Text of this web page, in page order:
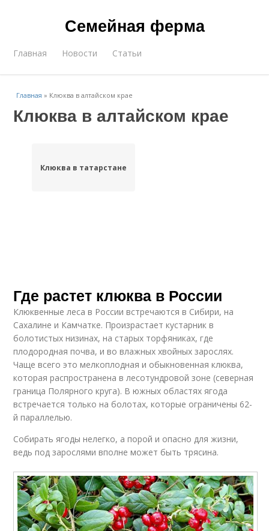
Семейная ферма
Главная Новости Статьи
Главная » Клюква в алтайском крае
Клюква в алтайском крае
Клюква в татарстане
Где растет клюква в России
Клюквенные леса в России встречаются в Сибири, на
Сахалине и Камчатке. Произрастает кустарник в
болотистых низинах, на старых торфяниках, где
плодородная почва, и во влажных хвойных зарослях.
Чаще всего это мелкоплодная и обыкновенная клюква,
которая распространена в лесотундровой зоне (северная
граница Полярного круга). В южных областях ягода
встречается только на болотах, которые ограничены 62-
й параллелью.
Собирать ягоды нелегко, а порой и опасно для жизни,
ведь под зарослями вполне может быть трясина.